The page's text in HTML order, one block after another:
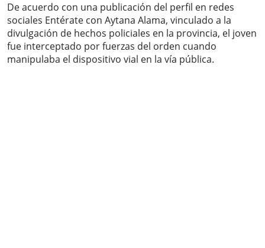
De acuerdo con una publicación del perfil en redes
sociales Entérate con Aytana Alama, vinculado a la
divulgación de hechos policiales en la provincia, el joven
fue interceptado por fuerzas del orden cuando
manipulaba el dispositivo vial en la vía pública.